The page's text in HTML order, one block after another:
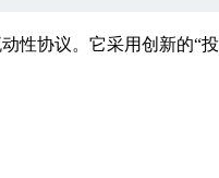
性协议。它采用创新的